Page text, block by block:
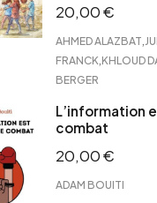
20,00€
AHMED ALAZBAT
FRANCK KHLOUD
BERGER
L’information
combat
20,00€
ADAM BOUITI